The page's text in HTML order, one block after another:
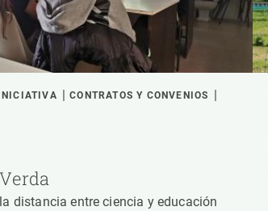
CONTRATOS Y CONVENIOS
distancia entre ciencia y educación